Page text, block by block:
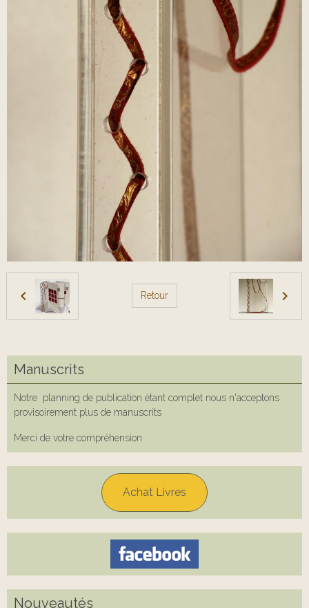
Retour
Manuscrits
Notre planning de publication étant complet nous n'acceptons
provisoirement plus de manuscrits
Merci de votre compréhension
Achat Livres
Nouveautés